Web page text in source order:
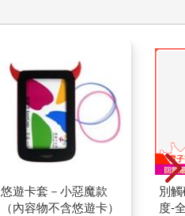
悠遊卡套－小惡魔款
（內容物不含悠遊卡）
別
度-